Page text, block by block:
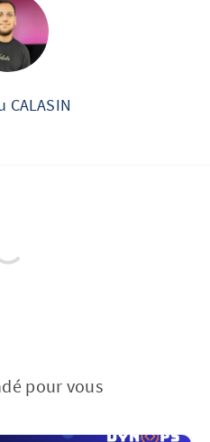
CALASIN
pour vous